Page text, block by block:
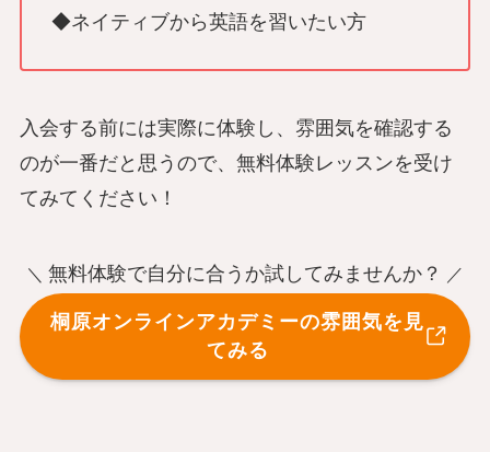
◆ネイティブから英語を習いたい方
入会する前には実際に体験し、雰囲気を確認する
のが一番だと思うので、無料体験レッスンを受け
てみてください！
＼ 無料体験で自分に合うか試してみませんか？ ／
桐原オンラインアカデミーの雰囲気を見
てみる